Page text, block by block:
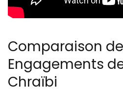
Comparaison
Engagements
Chraïbi